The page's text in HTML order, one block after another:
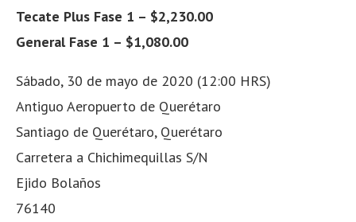
Tecate Plus Fase 1 – $2,230.00
General Fase 1 – $1,080.00
Sábado, 30 de mayo de 2020 (12:00 HRS)
Antiguo Aeropuerto de Querétaro
Santiago de Querétaro, Querétaro
Carretera a Chichimequillas S/N
Ejido Bolaños
76140